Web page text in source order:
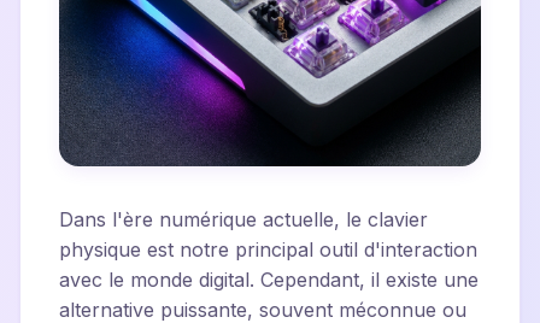
Dans l'ère numérique actuelle, le clavier
physique est notre principal outil d'interaction
avec le monde digital. Cependant, il existe une
alternative puissante, souvent méconnue ou